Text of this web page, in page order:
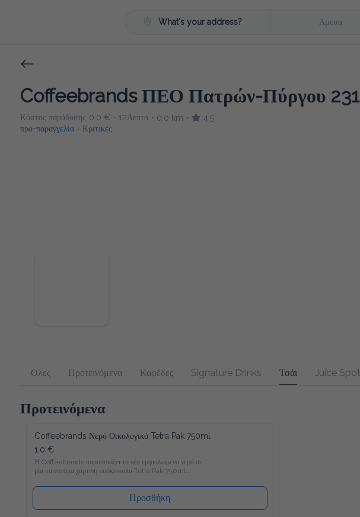
What's your address? Άμεσα
Coffeebrands ΠΕΟ Πατρών-Πύργου 231
Κόστος παράδοσης 0.0 € • 12Λεπτό • 0.0 km •
4.5
προ-παραγγελία • Κριτικές
Όλες Προτεινόμενα Καφέδες Signature Drinks Τσάι Juice Spot
Προτεινόμενα
Coffeebrands Νερό Οικολογικό Tetra Pak 750ml
1.0 €
Η Coffeebrands παρουσιάζει το νέο εμφιαλωμένο νερό σε μία
καινοτόμα χάρτινη συσκευασία Tetra Pak 750ml.
Το νέο νερό Coffeebrands είναι πλούσιο σε μαγνήσιο με
ιδανικές αναλογίες μετάλλων και σε χάρτινη συσκευασία Tetra
Pak που θα επιτρέπει στους καταναλωτές μας να
απολαμβάνουν το εμφιαλωμένο νερό με νέο και φιλικό προς
το περιβάλλον τρόπο!
Προσθήκη